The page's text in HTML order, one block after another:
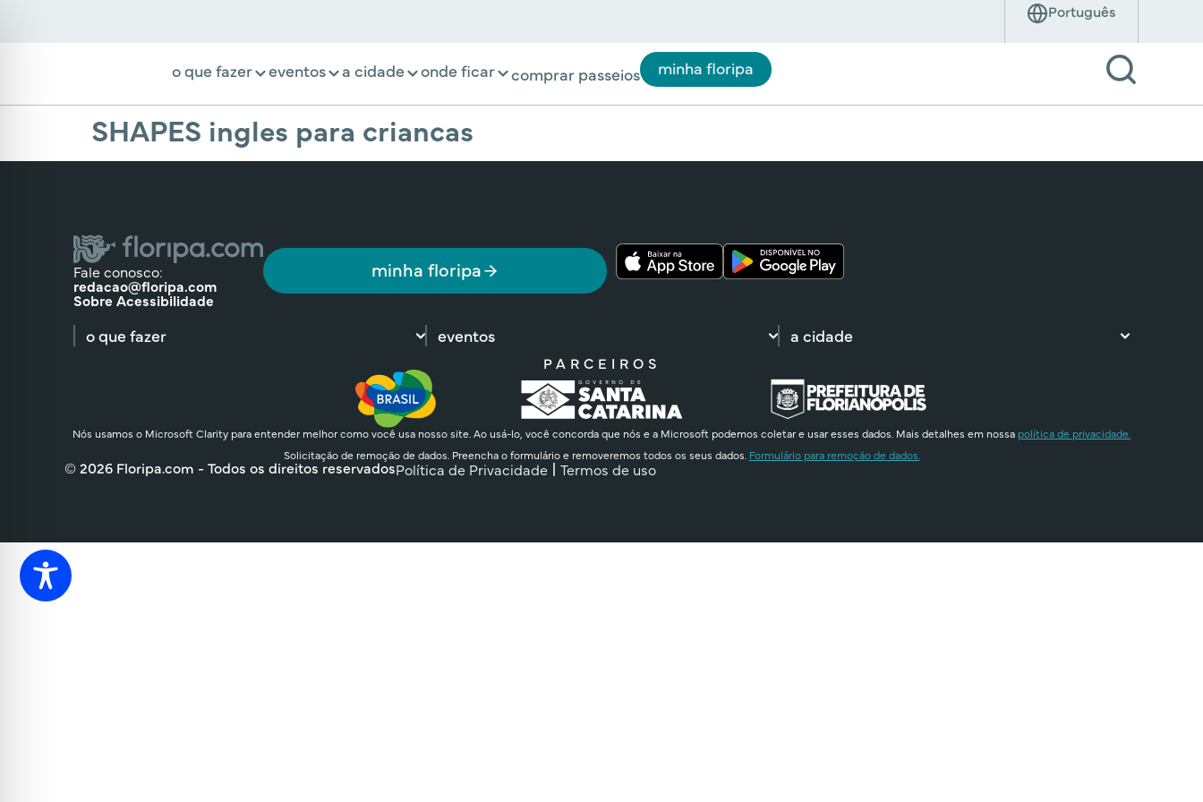
o que fazer eventos a cidade onde ficar comprar passeios minha floripa
SHAPES ingles para criancas
Fale conosco:
redacao@floripa.com
Sobre Acessibilidade
minha floripa
o que fazer eventos a cidade
PARCEIROS
Nós usamos o Microsoft Clarity para entender melhor como você usa nosso site. Ao usá-lo, você concorda que nós e a Microsoft podemos coletar e usar esses dados. Mais detalhes em nossa política de privacidade.
Solicitação de remoção de dados. Preencha o formulário e removeremos todos os seus dados. Formulário para remoção de dados.
© 2026 Floripa.com - Todos os direitos reservadosPolítica de Privacidade Termos de uso